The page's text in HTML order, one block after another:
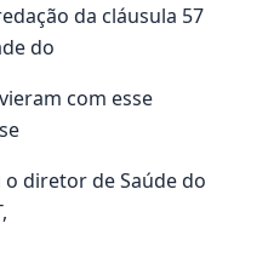
da cláusula 57
do
com esse
diretor de Saúde do